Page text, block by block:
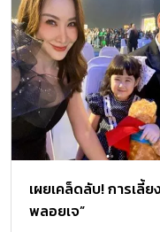
เผยเคล็ดลับ! การเลี้
พลอยเจ”